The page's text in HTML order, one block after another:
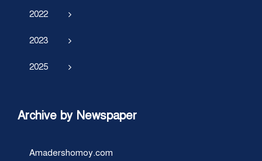
2022
2023
2025
Archive by Newspaper
Amadershomoy.com